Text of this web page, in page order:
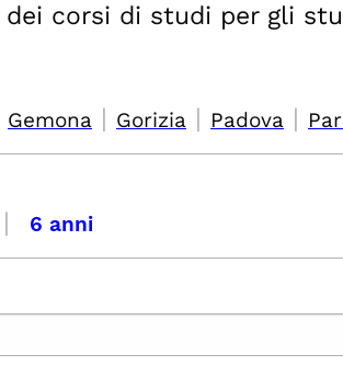
dei corsi di studi per gli
Gemona | Gorizia | Padova |
| 6 anni